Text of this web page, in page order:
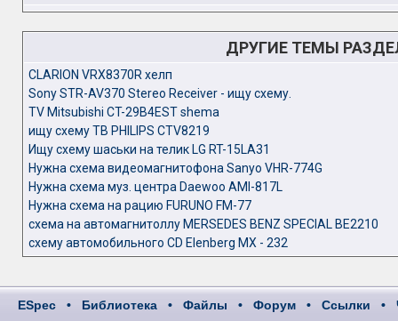
ДРУГИЕ ТЕМЫ
CLARION VRX8370R хелп
Sony STR-AV370 Stereo Receiver - ищу схему.
TV Mitsubishi CT-29B4EST shema
ищу схему ТВ PHILIPS CTV8219
Ищу схему шаськи на телик LG RT-15LA31
Нужна схема видеомагнитофона Sanyo VHR-774G
Нужна схема муз. центра Daewoo AMI-817L
Нужна схема на рацию FURUNO FM-77
схема на автомагнитоллу MERSEDES BENZ SPECIAL BE2210
схему автомобильного CD Elenberg MX - 232
ESpec • Библиотека • Файлы • Форум • Ссылки •